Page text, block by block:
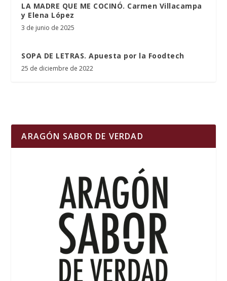
LA MADRE QUE ME COCINÓ. Carmen Villacampa
y Elena López
3 de junio de 2025
SOPA DE LETRAS. Apuesta por la Foodtech
25 de diciembre de 2022
ARAGÓN SABOR DE VERDAD